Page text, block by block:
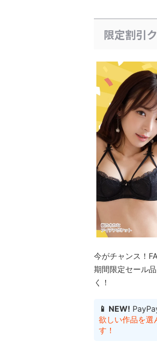
限定割引
今がチャンス！
期間限定セール
く！
📱 NEW!
欲しい作品を選
す！